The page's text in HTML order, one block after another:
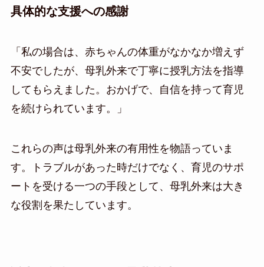
具体的な支援への感謝
「私の場合は、赤ちゃんの体重がなかなか増えず
不安でしたが、母乳外来で丁寧に授乳方法を指導
してもらえました。おかげで、自信を持って育児
を続けられています。」
これらの声は母乳外来の有用性を物語っていま
す。トラブルがあった時だけでなく、育児のサポ
ートを受ける一つの手段として、母乳外来は大き
な役割を果たしています。